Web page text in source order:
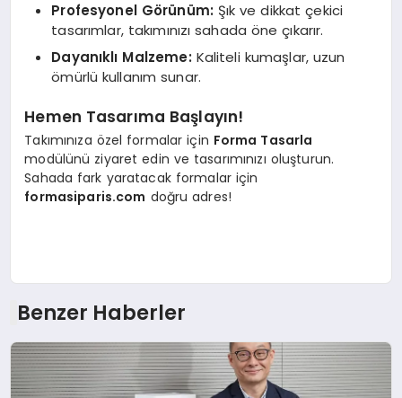
Profesyonel Görünüm: Şık ve dikkat çekici
tasarımlar, takımınızı sahada öne çıkarır.
Dayanıklı Malzeme: Kaliteli kumaşlar, uzun
ömürlü kullanım sunar.
Hemen Tasarıma Başlayın!
Takımınıza özel formalar için Forma Tasarla
modülünü ziyaret edin ve tasarımınızı oluşturun.
Sahada fark yaratacak formalar için
formasiparis.com doğru adres!
Benzer Haberler